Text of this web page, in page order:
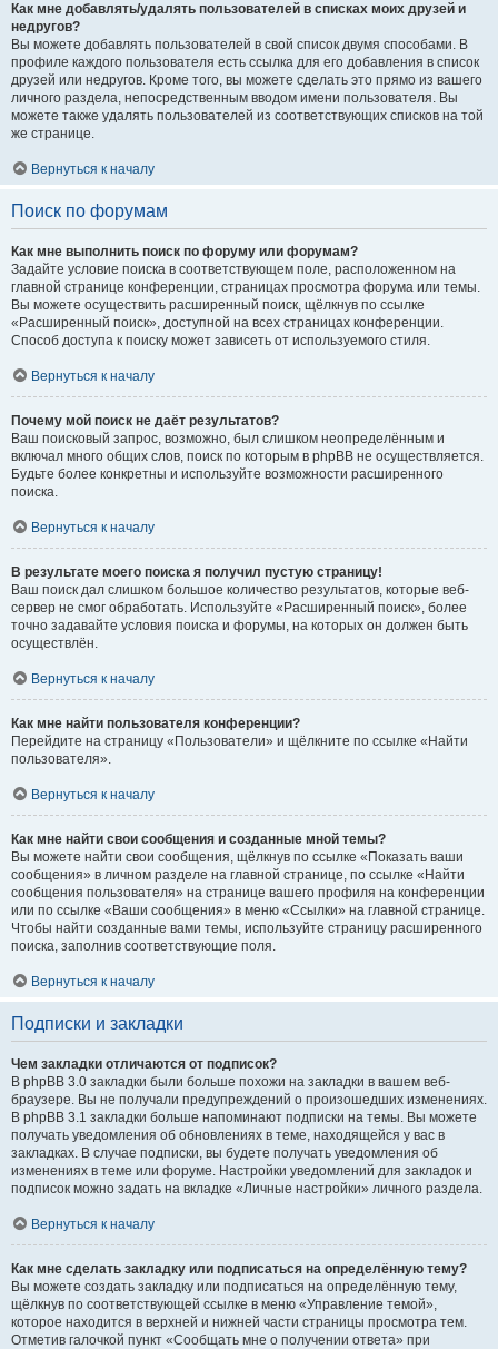
Как мне добавлять/удалять пользователей в списках моих друзей и
недругов?
Вы можете добавлять пользователей в свой список двумя способами. В
профиле каждого пользователя есть ссылка для его добавления в список
друзей или недругов. Кроме того, вы можете сделать это прямо из вашего
личного раздела, непосредственным вводом имени пользователя. Вы
можете также удалять пользователей из соответствующих списков на той
же странице.
Вернуться к началу
Поиск по форумам
Как мне выполнить поиск по форуму или форумам?
Задайте условие поиска в соответствующем поле, расположенном на
главной странице конференции, страницах просмотра форума или темы.
Вы можете осуществить расширенный поиск, щёлкнув по ссылке
«Расширенный поиск», доступной на всех страницах конференции.
Способ доступа к поиску может зависеть от используемого стиля.
Вернуться к началу
Почему мой поиск не даёт результатов?
Ваш поисковый запрос, возможно, был слишком неопределённым и
включал много общих слов, поиск по которым в phpBB не осуществляется.
Будьте более конкретны и используйте возможности расширенного
поиска.
Вернуться к началу
В результате моего поиска я получил пустую страницу!
Ваш поиск дал слишком большое количество результатов, которые веб-
сервер не смог обработать. Используйте «Расширенный поиск», более
точно задавайте условия поиска и форумы, на которых он должен быть
осуществлён.
Вернуться к началу
Как мне найти пользователя конференции?
Перейдите на страницу «Пользователи» и щёлкните по ссылке «Найти
пользователя».
Вернуться к началу
Как мне найти свои сообщения и созданные мной темы?
Вы можете найти свои сообщения, щёлкнув по ссылке «Показать ваши
сообщения» в личном разделе на главной странице, по ссылке «Найти
сообщения пользователя» на странице вашего профиля на конференции
или по ссылке «Ваши сообщения» в меню «Ссылки» на главной странице.
Чтобы найти созданные вами темы, используйте страницу расширенного
поиска, заполнив соответствующие поля.
Вернуться к началу
Подписки и закладки
Чем закладки отличаются от подписок?
В phpBB 3.0 закладки были больше похожи на закладки в вашем веб-
браузере. Вы не получали предупреждений о произошедших изменениях.
В phpBB 3.1 закладки больше напоминают подписки на темы. Вы можете
получать уведомления об обновлениях в теме, находящейся у вас в
закладках. В случае подписки, вы будете получать уведомления об
изменениях в теме или форуме. Настройки уведомлений для закладок и
подписок можно задать на вкладке «Личные настройки» личного раздела.
Вернуться к началу
Как мне сделать закладку или подписаться на определённую тему?
Вы можете создать закладку или подписаться на определённую тему,
щёлкнув по соответствующей ссылке в меню «Управление темой»,
которое находится в верхней и нижней части страницы просмотра тем.
Отметив галочкой пункт «Сообщать мне о получении ответа» при